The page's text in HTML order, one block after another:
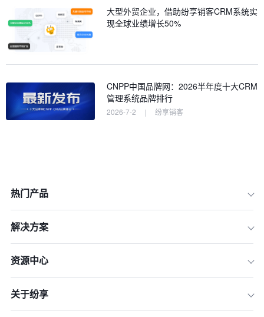
一、行业适配性：农资产业链场景的深
二、平台扩展性：低代码PaaS应对业
决策转型
大型外贸企业，借助纷享销客CRM系统实
现全球业绩增长50%
CNPP中国品牌网：2026半年度十大CRM
管理系统品牌排行
2026-7-2 | 纷享销客
热门产品
解决方案
资源中心
关于纷享